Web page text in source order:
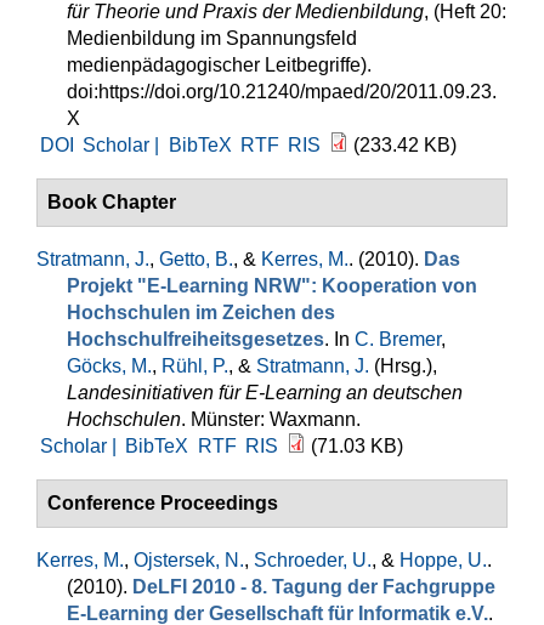
für Theorie und Praxis der Medienbildung, (Heft 20:
Medienbildung im Spannungsfeld
medienpädagogischer Leitbegriffe).
doi:https://doi.org/10.21240/mpaed/20/2011.09.23.
X
DOI
Scholar | BibTeX RTF RIS (233.42 KB)
Book Chapter
Stratmann, J., Getto, B., & Kerres, M.. (2010). Das
Projekt "E-Learning NRW": Kooperation von
Hochschulen im Zeichen des
Hochschulfreiheitsgesetzes. In C. Bremer,
Göcks, M., Rühl, P., & Stratmann, J. (Hrsg.),
Landesinitiativen für E-Learning an deutschen
Hochschulen. Münster: Waxmann.
Scholar |
BibTeX RTF RIS (71.03 KB)
Conference Proceedings
Kerres, M., Ojstersek, N., Schroeder, U., & Hoppe, U..
(2010). DeLFI 2010 - 8. Tagung der Fachgruppe
E-Learning der Gesellschaft für Informatik e.V..